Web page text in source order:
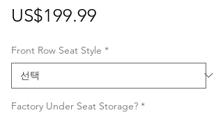
US$199.99
Front Row Seat Style *
Factory Under Seat Storage? *